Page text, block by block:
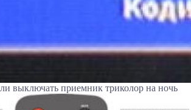
выключать приемник триколор на ночь